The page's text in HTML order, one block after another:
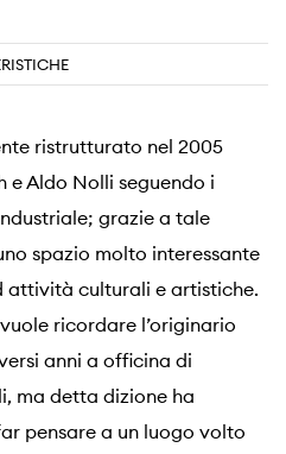
ristrutturato nel 2005
e Aldo Nolli seguendo i
grazie a tale
spazio molto interessante
culturali e artistiche.
ricordare l’originario
anni a officina di
ma detta dizione ha
pensare a un luogo volto